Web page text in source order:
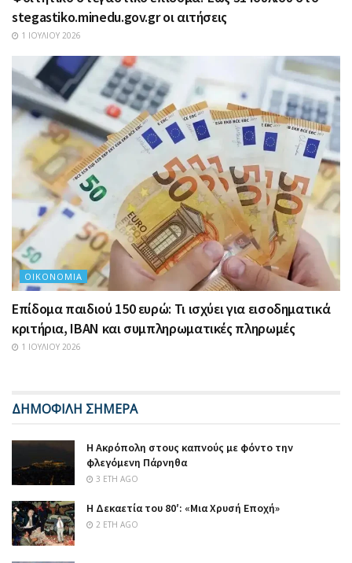
stegastiko.minedu.gov.gr οι αιτήσεις
1 ΙΟΥΛΊΟΥ 2026
ΟΙΚΟΝΟΜΊΑ
Επίδομα παιδιού 150 ευρώ: Τι ισχύει για εισοδηματικά
κριτήρια, IBAN και συμπληρωματικές πληρωμές
1 ΙΟΥΛΊΟΥ 2026
ΔΗΜΟΦΙΛΗ ΣΗΜΕΡΑ
Η Ακρόπολη στους καπνούς με φόντο την
φλεγόμενη Πάρνηθα
3 ΈΤΗ AGO
Η Δεκαετία του 80′: «Μια Χρυσή Εποχή»
2 ΈΤΗ AGO